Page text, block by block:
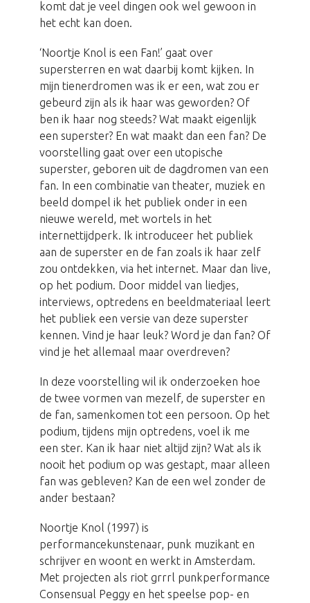
komt dat je veel dingen ook wel gewoon in
het echt kan doen.
‘Noortje Knol is een Fan!’ gaat over
supersterren en wat daarbij komt kijken. In
mijn tienerdromen was ik er een, wat zou er
gebeurd zijn als ik haar was geworden? Of
ben ik haar nog steeds? Wat maakt eigenlijk
een superster? En wat maakt dan een fan? De
voorstelling gaat over een utopische
superster, geboren uit de dagdromen van een
fan. In een combinatie van theater, muziek en
beeld dompel ik het publiek onder in een
nieuwe wereld, met wortels in het
internettijdperk. Ik introduceer het publiek
aan de superster en de fan zoals ik haar zelf
zou ontdekken, via het internet. Maar dan live,
op het podium. Door middel van liedjes,
interviews, optredens en beeldmateriaal leert
het publiek een versie van deze superster
kennen. Vind je haar leuk? Word je dan fan? Of
vind je het allemaal maar overdreven?
In deze voorstelling wil ik onderzoeken hoe
de twee vormen van mezelf, de superster en
de fan, samenkomen tot een persoon. Op het
podium, tijdens mijn optredens, voel ik me
een ster. Kan ik haar niet altijd zijn? Wat als ik
nooit het podium op was gestapt, maar alleen
fan was gebleven? Kan de een wel zonder de
ander bestaan?
Noortje Knol (1997) is
performancekunstenaar, punk muzikant en
schrijver en woont en werkt in Amsterdam.
Met projecten als riot grrrl punkperformance
Consensual Peggy en het speelse pop- en